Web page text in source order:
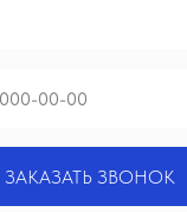
ЗАКАЗАТЬ ЗВОНОК